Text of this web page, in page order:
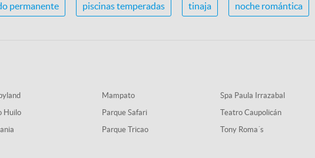
permanente piscinas temperadas tinaja noche romántica
Huilo
Mampato
Parque Safari
Parque Tricao
Spa Paula Irrazabal
Teatro Caupolicán
Tony Roma´s